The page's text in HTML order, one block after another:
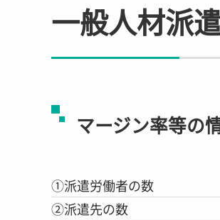
一般人材派
マージン率等の
①派遣労働者の数
②派遣先の数